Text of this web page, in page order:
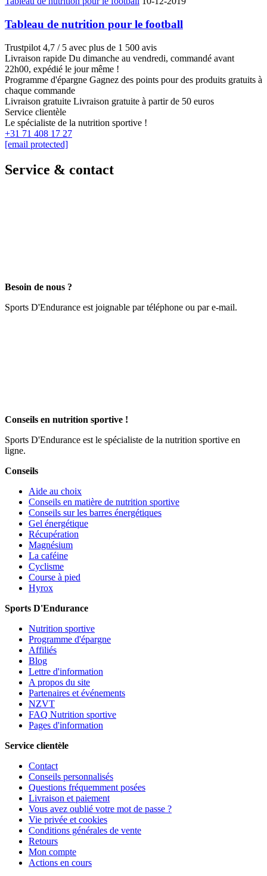
Tableau de nutrition pour le football
Trustpilot 4,7 / 5 avec plus de 1 500 avis
Livraison rapide Du dimanche au vendredi, commandé avant
22h00, expédié le jour même !
Programme d'épargne Gagnez des points pour des produits gratuits à
chaque commande
Livraison gratuite Livraison gratuite à partir de 50 euros
Service clientèle
Le spécialiste de la nutrition sportive !
+31 71 408 17 27
[email protected]
Service & contact
Besoin de nous ?
Sports D'Endurance est joignable par téléphone ou par e-mail.
Conseils en nutrition sportive !
Sports D'Endurance est le spécialiste de la nutrition sportive en
ligne.
Conseils
Aide au choix
Conseils en matière de nutrition sportive
Conseils sur les barres énergétiques
Gel énergétique
Récupération
Magnésium
La caféine
Cyclisme
Course à pied
Hyrox
Sports D'Endurance
Nutrition sportive
Programme d'épargne
Affiliés
Blog
Lettre d'information
A propos du site
Partenaires et événements
NZVT
FAQ Nutrition sportive
Pages d'information
Service clientèle
Contact
Conseils personnalisés
Questions fréquemment posées
Livraison et paiement
Vous avez oublié votre mot de passe ?
Vie privée et cookies
Conditions générales de vente
Retours
Mon compte
Actions en cours